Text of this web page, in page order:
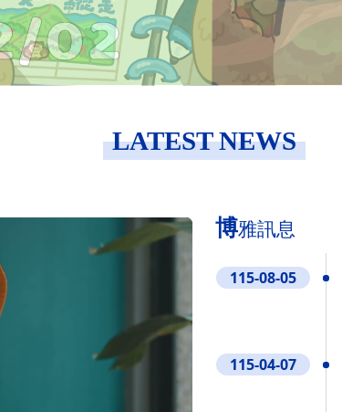
LATEST NEWS
博雅訊息
115-08-05
115-04-07